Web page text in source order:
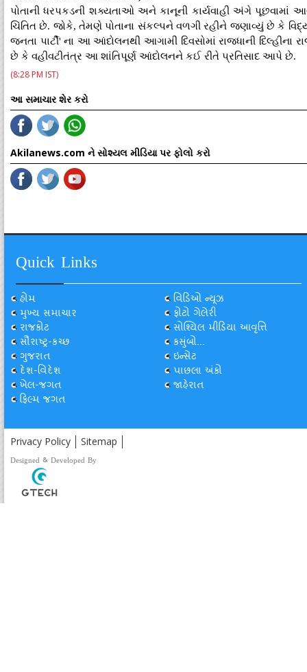
પોતાની ધરપકડની શક્યતાઓ અને કાનૂની કાર્યવાહી અંગે
ચિંતિત છે. જોકે, તેમણે પોતાના સંકલ્પને વળગી રહીને જણાવ્યું છે કે
જનતા પાર્ટી' ના આ આંદોલનથી આગામી દિવસોમાં રાજધાની
છે કે વહીવટીતંત્ર આ શાંતિપૂર્ણ આંદોલનને કઈ રીતે પ્રતિસાદ આપે છે.
(8:28 PM IST)
આ સમાચાર શેર કરો
Akilanews.com ને સોશ્યલ મીડિયા પર ફોલો કરો
Quick Links
હોમ
મુખ્ય સમાચાર
રાજકોટ
સૌરાષ્ટ્ર-કચ્છ
ગુજરાત
દેશ-વિદેશ
ખેલ-જગત
ફિલ્મ જગત
વિડિઓ ન્યૂઝ
ફોટો ગેલેરી
સોશ્યિલ મીડિયા આવૃત્તિ
કસુંબો...
ઇન્સેટ
પાછલા અંકો
જાહેરાત
Privacy Policy Sitemap
Designed & Developed By